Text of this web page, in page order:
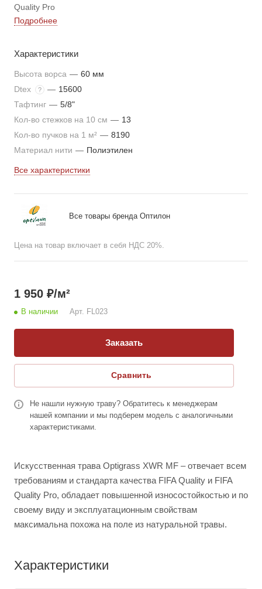
Quality Pro
Подробнее
Характеристики
Высота ворса — 60 мм
Dtex
? — 15600
Тафтинг — 5/8"
Кол-во стежков на 10 см — 13
Кол-во пучков на 1 м² — 8190
Материал нити — Полиэтилен
Все характеристики
Все товары бренда Оптилон
Цена на товар включает в себя НДС 20%.
1 950 ₽/м²
В наличии Арт. FL023
Заказать
Сравнить
Не нашли нужную траву? Обратитесь к менеджерам
нашей компании и мы подберем модель с аналогичными
характеристиками.
Искусственная трава Optigrass XWR MF – отвечает всем
требованиям и стандарта качества FIFA Quality и FIFA
Quality Pro, обладает повышенной износостойкостью и по
своему виду и эксплуатационным свойствам
максимальна похожа на поле из натуральной травы.
Характеристики